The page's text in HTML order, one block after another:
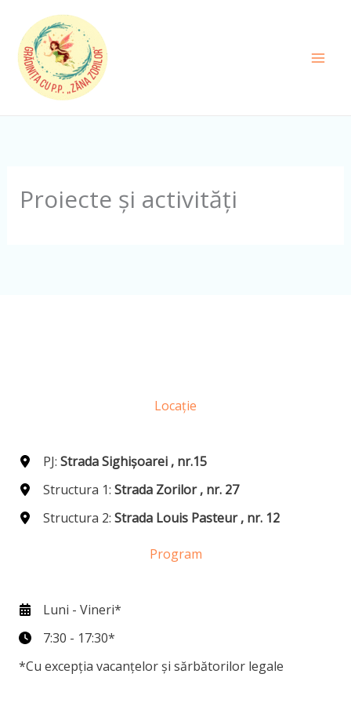
content
Proiecte și activități
Locație
PJ: Strada Sighișoarei , nr.15
Structura 1: Strada Zorilor , nr. 27
Structura 2: Strada Louis Pasteur , nr. 12
Program
Luni - Vineri*
7:30 - 17:30*
*Cu excepția vacanțelor și sărbătorilor legale